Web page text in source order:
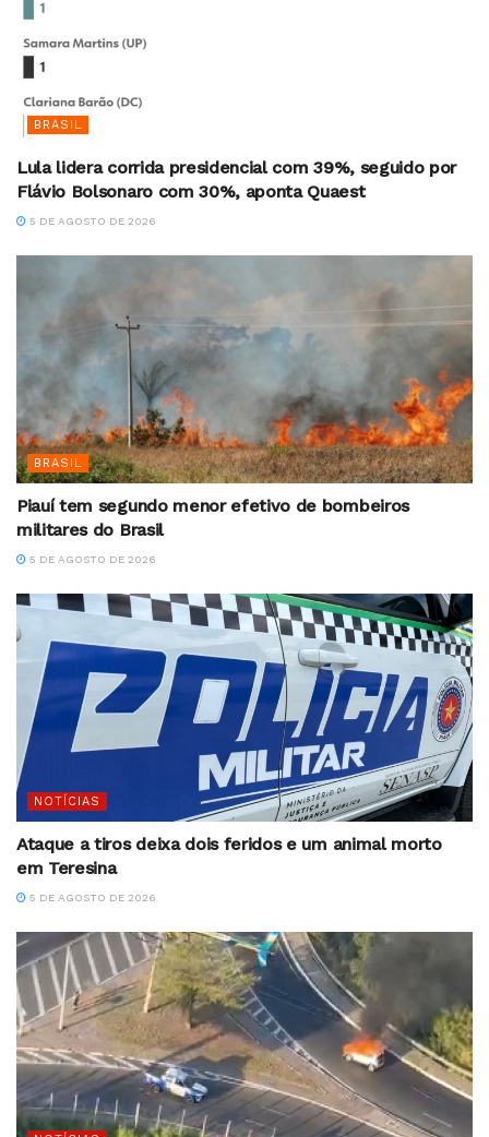
BRASIL
Lula lidera corrida presidencial com 39%, seguido por
Flávio Bolsonaro com 30%, aponta Quaest
5 DE AGOSTO DE 2026
BRASIL
Piauí tem segundo menor efetivo de bombeiros
militares do Brasil
5 DE AGOSTO DE 2026
NOTÍCIAS
Ataque a tiros deixa dois feridos e um animal morto
em Teresina
5 DE AGOSTO DE 2026